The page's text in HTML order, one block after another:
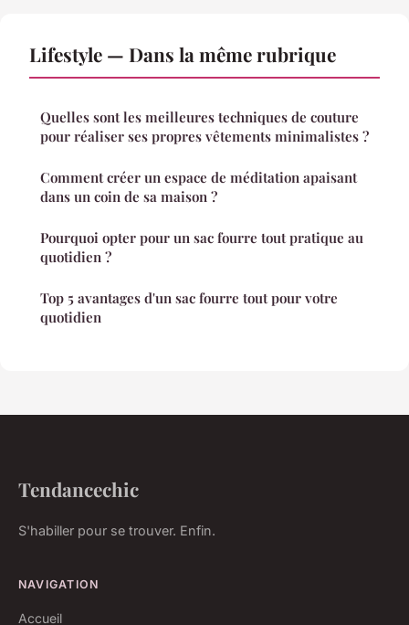
Lifestyle — Dans la même rubrique
Quelles sont les meilleures techniques de couture
pour réaliser ses propres vêtements minimalistes ?
Comment créer un espace de méditation apaisant
dans un coin de sa maison ?
Pourquoi opter pour un sac fourre tout pratique au
quotidien ?
Top 5 avantages d'un sac fourre tout pour votre
quotidien
Tendancechic
S'habiller pour se trouver. Enfin.
NAVIGATION
Accueil